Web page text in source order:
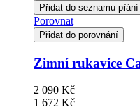
Přidat do seznamu přání
Porovnat
Přidat do porovnání
Zimní rukavice
2 090 Kč
1 672 Kč